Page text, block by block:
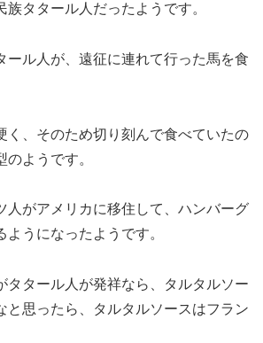
族タタール人だったようです。
ール人が、遠征に連れて行った馬を食
く、そのため切り刻んで食べていたの
ようです。
人がアメリカに移住して、ハンバーグ
うになったようです。
タタール人が発祥なら、タルタルソー
と思ったら、タルタルソースはフラン